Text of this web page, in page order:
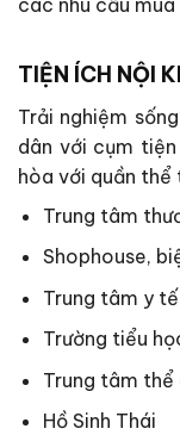
TIỆN ÍCH NỘI
Trải nghiệm
dân với cụm
hòa với quần thể
Trung tâm
Shophouse,
Trung tâm y tế
Trường tiểu
Trung tâm
Hồ Sinh Thái